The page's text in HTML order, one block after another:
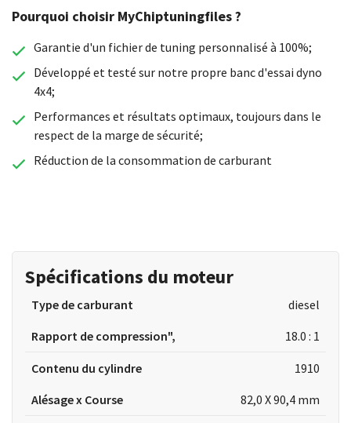
Pourquoi choisir MyChiptuningfiles ?
Garantie d'un fichier de tuning personnalisé à 100%;
Développé et testé sur notre propre banc d'essai dyno
4x4;
Performances et résultats optimaux, toujours dans le
respect de la marge de sécurité;
Réduction de la consommation de carburant
Spécifications du moteur
Type de carburant
diesel
Rapport de compression",
18.0 : 1
Contenu du cylindre
1910
Alésage x Course
82,0 X 90,4 mm